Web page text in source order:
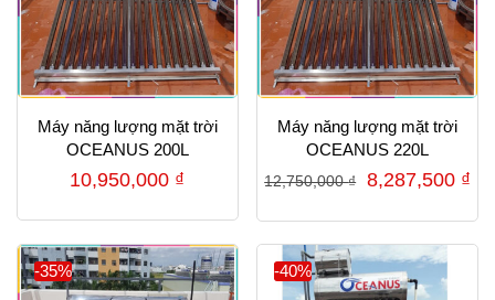
Máy năng lượng mặt trời
OCEANUS 200L
10,950,000 ₫
Máy năng lượng mặt trời
OCEANUS 220L
12,750,000₫
Giá
là:
12,750,000 ₫.
8,287,500 ₫
tại
-35% -40%